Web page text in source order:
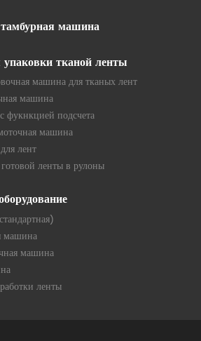
машина
упаковки тканой ленты
машина для тканых лент
машина
фукнкцией подсчета
машина
лент
ленты в рулоны
машина
машина
ленты